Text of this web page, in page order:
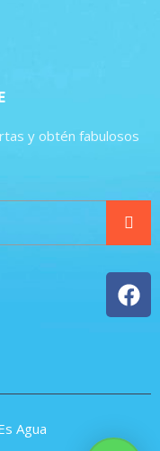
y obtén fabulosos
Agua